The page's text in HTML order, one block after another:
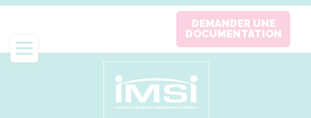
Aller
contenu
principal
DEMANDER UNE
DOCUMENTATION